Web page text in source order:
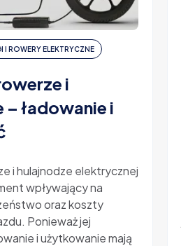
I ROWERY ELEKTRYCZNE
i
– ładowanie i
i hulajnodze elektrycznej
wpływający na
oraz koszty
Ponieważ jej
i użytkowanie mają